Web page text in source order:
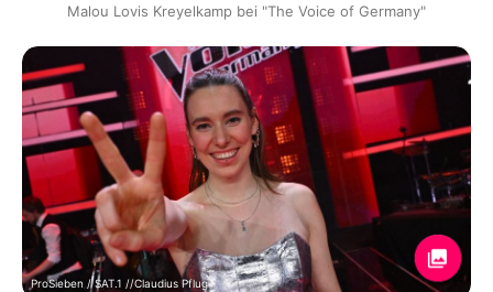
Malou Lovis Kreyelkamp bei "The Voice of Germany"
ProSieben / SAT.1 //Claudius Pflug